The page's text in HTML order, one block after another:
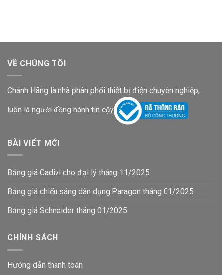
VỀ CHÚNG TÔI
Chánh Hãng là nhà phân phối thiết bị điện chuyên nghiệp,
luôn là người đồng hành tin cậy
BÀI VIẾT MỚI
Bảng giá Cadivi cho đại lý tháng 11/2025
Bảng giá chiếu sáng dân dụng Paragon tháng 01/2025
Bảng giá Schneider tháng 01/2025
CHÍNH SÁCH
Hướng dẫn thanh toán